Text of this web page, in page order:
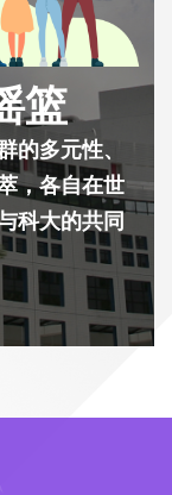
篮
的多元性、
，各自在世
科大的共同